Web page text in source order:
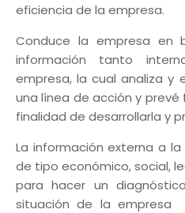
eficiencia de la empresa.
Conduce la empresa en
información tanto
empresa, la cual analiza y
una línea de acción y
finalidad de desarrollarla y
La información externa a
de tipo económico, social,
para hacer un
situación de la